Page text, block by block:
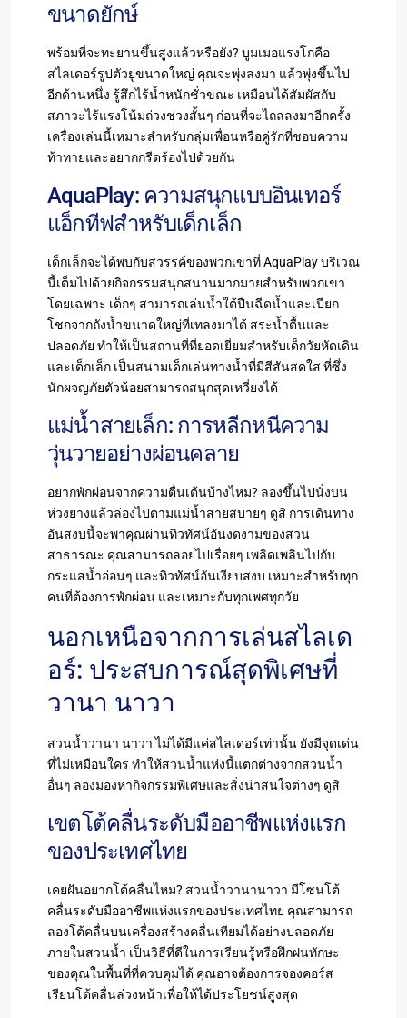
ขนาดยักษ์
พร้อมที่จะทะยานขึ้นสูงแล้วหรือยัง? บูมเมอแรงโกคือ
สไลเดอร์รูปตัวยูขนาดใหญ่ คุณจะพุ่งลงมา แล้วพุ่งขึ้นไป
อีกด้านหนึ่ง รู้สึกไร้น้ำหนักชั่วขณะ เหมือนได้สัมผัสกับ
สภาวะไร้แรงโน้มถ่วงช่วงสั้นๆ ก่อนที่จะไถลลงมาอีกครั้ง
เครื่องเล่นนี้เหมาะสำหรับกลุ่มเพื่อนหรือคู่รักที่ชอบความ
ท้าทายและอยากกรีดร้องไปด้วยกัน
AquaPlay: ความสนุกแบบอินเทอร์
แอ็กทีฟสำหรับเด็กเล็ก
เด็กเล็กจะได้พบกับสวรรค์ของพวกเขาที่ AquaPlay บริเวณ
นี้เต็มไปด้วยกิจกรรมสนุกสนานมากมายสำหรับพวกเขา
โดยเฉพาะ เด็กๆ สามารถเล่นน้ำใต้ปืนฉีดน้ำและเปียก
โชกจากถังน้ำขนาดใหญ่ที่เทลงมาได้ สระน้ำตื้นและ
ปลอดภัย ทำให้เป็นสถานที่ที่ยอดเยี่ยมสำหรับเด็กวัยหัดเดิน
และเด็กเล็ก เป็นสนามเด็กเล่นทางน้ำที่มีสีสันสดใส ที่ซึ่ง
นักผจญภัยตัวน้อยสามารถสนุกสุดเหวี่ยงได้
แม่น้ำสายเล็ก: การหลีกหนีความ
วุ่นวายอย่างผ่อนคลาย
อยากพักผ่อนจากความตื่นเต้นบ้างไหม? ลองขึ้นไปนั่งบน
ห่วงยางแล้วล่องไปตามแม่น้ำสายสบายๆ ดูสิ การเดินทาง
อันสงบนี้จะพาคุณผ่านทิวทัศน์อันงดงามของสวน
สาธารณะ คุณสามารถลอยไปเรื่อยๆ เพลิดเพลินไปกับ
กระแสน้ำอ่อนๆ และทิวทัศน์อันเงียบสงบ เหมาะสำหรับทุก
คนที่ต้องการพักผ่อน และเหมาะกับทุกเพศทุกวัย
นอกเหนือจากการเล่นสไลเด
อร์: ประสบการณ์สุดพิเศษที่
วานา นาวา
สวนน้ำวานา นาวา ไม่ได้มีแค่สไลเดอร์เท่านั้น ยังมีจุดเด่น
ที่ไม่เหมือนใคร ทำให้สวนน้ำแห่งนี้แตกต่างจากสวนน้ำ
อื่นๆ ลองมองหากิจกรรมพิเศษและสิ่งน่าสนใจต่างๆ ดูสิ
เขตโต้คลื่นระดับมืออาชีพแห่งแรก
ของประเทศไทย
เคยฝันอยากโต้คลื่นไหม? สวนน้ำวานานาวา มีโซนโต้
คลื่นระดับมืออาชีพแห่งแรกของประเทศไทย คุณสามารถ
ลองโต้คลื่นบนเครื่องสร้างคลื่นเทียมได้อย่างปลอดภัย
ภายในสวนน้ำ เป็นวิธีที่ดีในการเรียนรู้หรือฝึกฝนทักษะ
ของคุณในพื้นที่ที่ควบคุมได้ คุณอาจต้องการจองคอร์ส
เรียนโต้คลื่นล่วงหน้าเพื่อให้ได้ประโยชน์สูงสุด